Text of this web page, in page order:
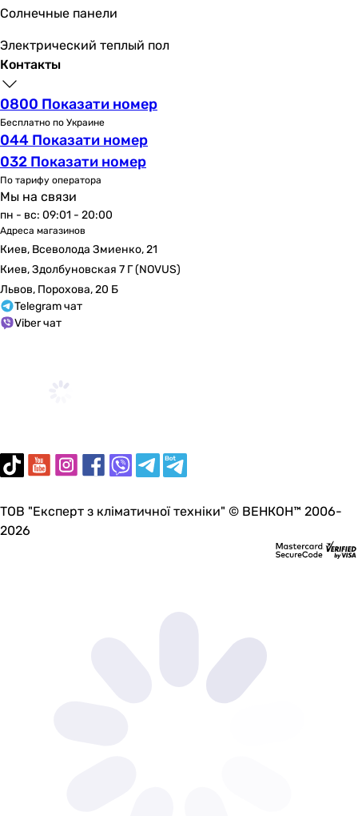
Солнечные панели
Электрический теплый пол
Контакты
0800 Показати номер
Бесплатно по Украине
044 Показати номер
032 Показати номер
По тарифу оператора
Мы на связи
пн - вс: 09:01 - 20:00
Адреса магазинов
Киев, Всеволода Змиенко, 21
Киев, Здолбуновская 7 Г (NOVUS)
Львов, Порохова, 20 Б
Telegram чат
Viber чат
ТОВ "Експерт з кліматичної техніки" © ВЕНКОН™ 2006-
2026